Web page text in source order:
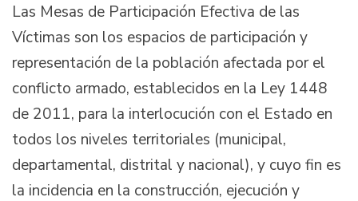
Las Mesas de Participación Efectiva de las
Víctimas son los espacios de participación y
representación de la población afectada por el
conflicto armado, establecidos en la Ley 1448
de 2011, para la interlocución con el Estado en
todos los niveles territoriales (municipal,
departamental, distrital y nacional), y cuyo fin es
la incidencia en la construcción, ejecución y